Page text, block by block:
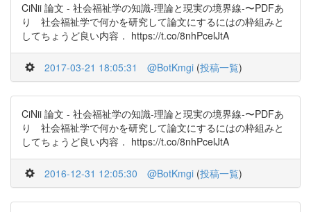
CiNii 論文 - 社会福祉学の知識-理論と現実の境界線-〜PDFあ
り 社会福祉学で何かを研究して論文にするにはの枠組みと
してちょうど良い内容． https://t.co/8nhPcelJtA
2017-03-21 18:05:31 @BotKmgi (投稿一覧)
CiNii 論文 - 社会福祉学の知識-理論と現実の境界線-〜PDFあ
り 社会福祉学で何かを研究して論文にするにはの枠組みと
してちょうど良い内容． https://t.co/8nhPcelJtA
2016-12-31 12:05:30 @BotKmgi (投稿一覧)